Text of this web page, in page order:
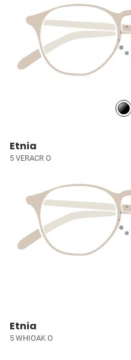
Etnia
5 VERACR O
Etnia
5 WHIOAK O